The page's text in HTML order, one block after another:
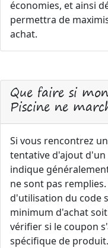
économies, et ainsi
permettra de
achat.
Que faire si
Piscine ne
Si vous rencontrez
tentative d'ajout d'un
indique
ne sont pas
d'utilisation du code
minimum d'achat
vérifier si le coupon
spécifique de